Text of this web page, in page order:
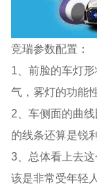
竞瑞参数配置：
1、前脸的车灯
气，雾灯的功能
2、车侧面的曲
的线条还算是锐
3、总体看上去
该是非常受年轻